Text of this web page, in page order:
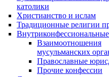
католики
Христианство и ислам
Традиционные религии
Взаимоотношения
мусульманских
Православные
Прочие конфессии